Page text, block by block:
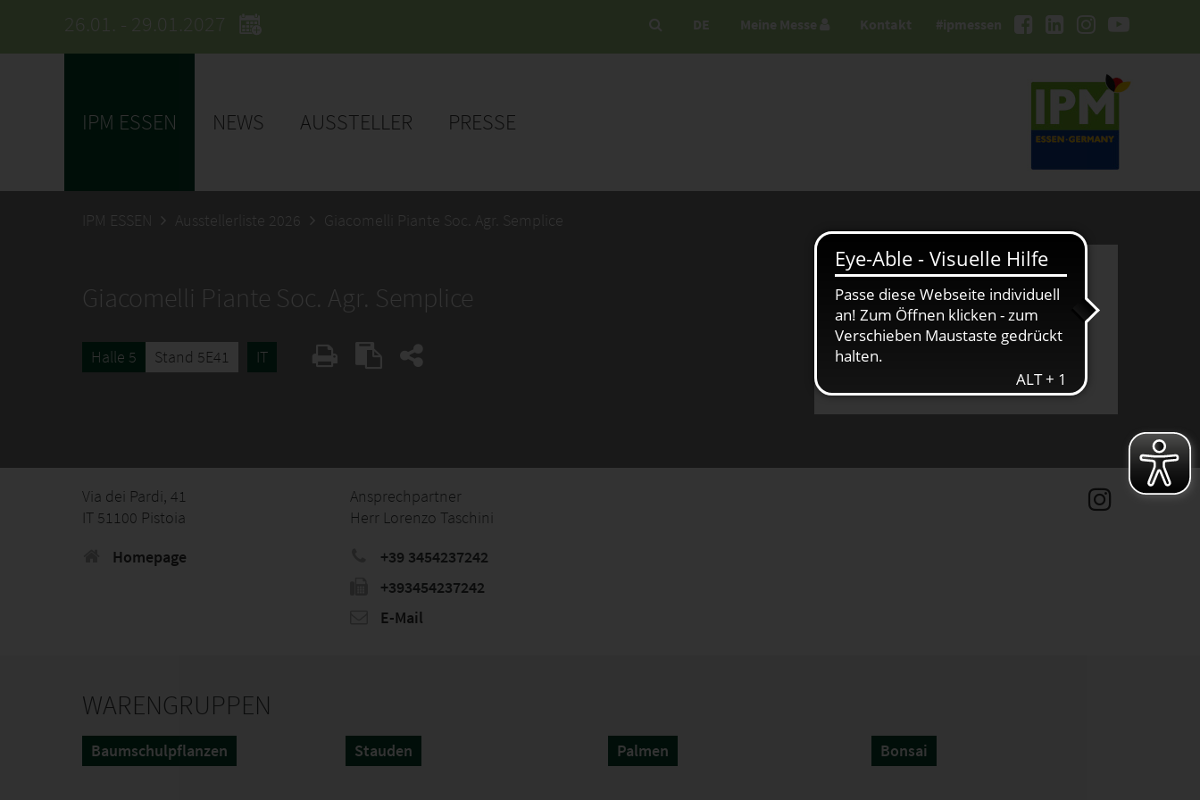
26.01. - 29.01.2027 #ipmessen
DE Meine Messe Kontakt
IPM ESSEN NEWS AUSSTELLER PRESSE
IPM ESSEN Ausstellerliste 2026 Giacomelli Piante Soc. Agr. Semplice
Giacomelli Piante Soc. Agr. Semplice
Halle 5 Stand 5E41 IT
Via dei Pardi, 41
IT 51100 Pistoia
Homepage
Ansprechpartner
Herr Lorenzo Taschini
+39 3454237242
+393454237242
E-Mail
WARENGRUPPEN
Baumschulpflanzen Stauden Palmen Bonsai